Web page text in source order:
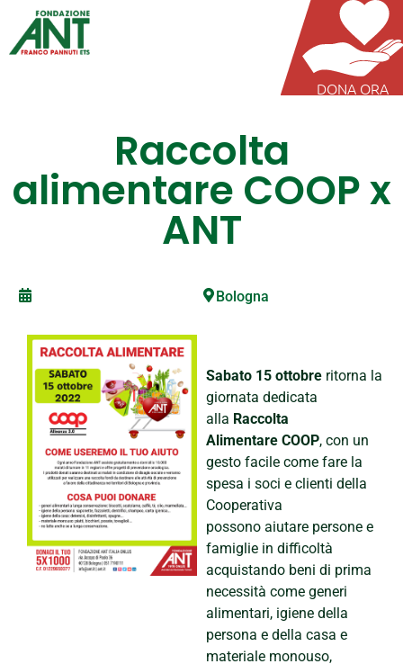
DONA ORA
Raccolta
alimentare COOP x
ANT
Bologna
Sabato 15 ottobre ritorna la
giornata dedicata
alla Raccolta
Alimentare COOP, con un
gesto facile come fare la
spesa i soci e clienti della
Cooperativa
possono aiutare persone e
famiglie in difficoltà
acquistando beni di prima
necessità come generi
alimentari, igiene della
persona e della casa e
materiale monouso,